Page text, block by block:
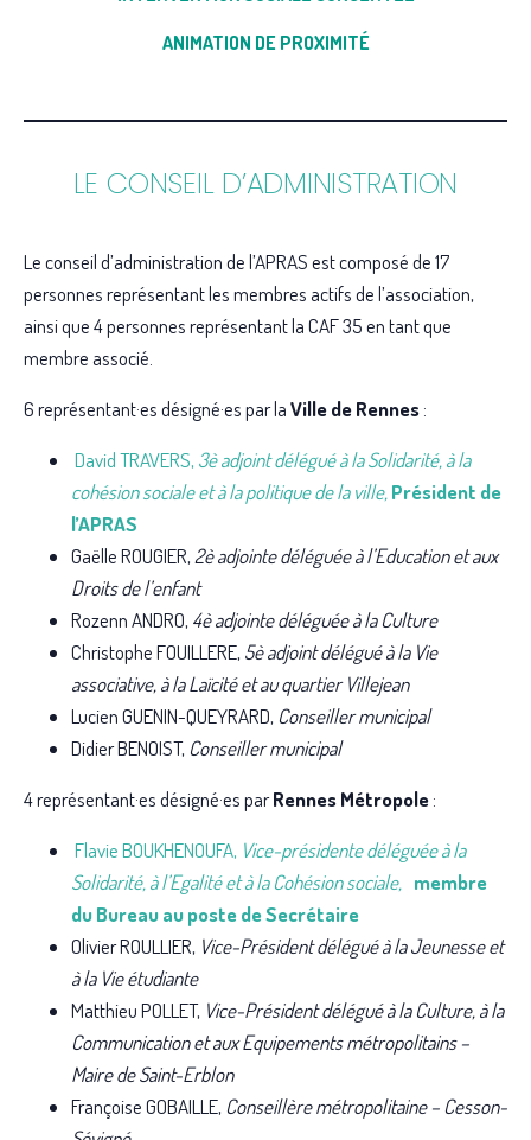
ANIMATION DE PROXIMITÉ
LE CONSEIL D’ADMINISTRATION
Le conseil d’administration de l’APRAS est composé de 17
personnes représentant les membres actifs de l’association,
ainsi que 4 personnes représentant la CAF 35 en tant que
membre associé.
6 représentant·es désigné·es par laVille de Rennes:
David TRAVERS, 3è adjoint délégué à la Solidarité, à la
cohésion sociale et à la politique de la ville,Président de
l’APRAS
Gaëlle ROUGIER,2è adjointe déléguée à l’Education et aux
Droits de l’enfant
Rozenn ANDRO, 4è adjointe déléguée à la Culture
Christophe FOUILLERE, 5è adjoint délégué à la Vie
associative, à la Laïcité et au quartier Villejean
Lucien GUENIN-QUEYRARD, Conseiller municipal
Didier BENOIST, Conseiller municipal
4 représentant·es désigné·es parRennes Métropole:
Flavie BOUKHENOUFA, Vice-présidente déléguée à la
Solidarité, à l’Egalité et à la Cohésion sociale, membre
du Bureau au poste de Secrétaire
Olivier ROULLIER, Vice-Président délégué à la Jeunesse et
à la Vie étudiante
Matthieu POLLET, Vice-Président délégué à la Culture, à la
Communication et aux Equipements métropolitains –
Maire de Saint-Erblon
Françoise GOBAILLE, Conseillère métropolitaine – Cesson-